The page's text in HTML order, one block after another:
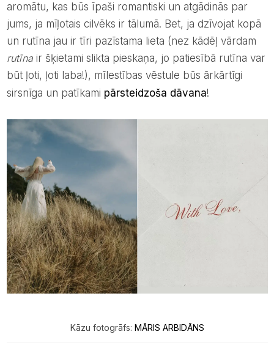
aromātu, kas būs īpaši romantiski un atgādinās par
jums, ja mīļotais cilvēks ir tālumā. Bet, ja dzīvojat kopā
un rutīna jau ir tīri pazīstama lieta (nez kādēļ vārdam
rutīnair šķietami slikta pieskaņa, jo patiesībā rutīna var
būt ļoti, ļoti laba!), mīlestības vēstule būs ārkārtīgi
sirsnīga un patīkami pārsteidzoša dāvana!
Kāzu fotogrāfs: MĀRIS ARBIDĀNS